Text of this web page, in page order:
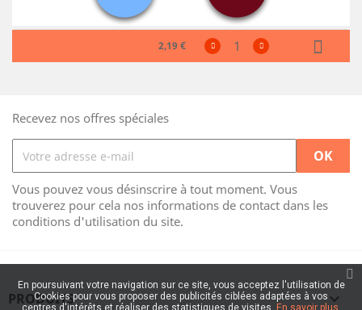
2,19 €
Recevez nos offres spéciales
Vous pouvez vous désinscrire à tout moment. Vous
trouverez pour cela nos informations de contact dans les
conditions d'utilisation du site.
PRODUITS 
En poursuivant votre navigation sur ce site, vous acceptez l'utilisation de
Cookies pour vous proposer des publicités ciblées adaptées à vos
centres d'intérêts et réaliser des statistiques de visites.
En savoir plus.